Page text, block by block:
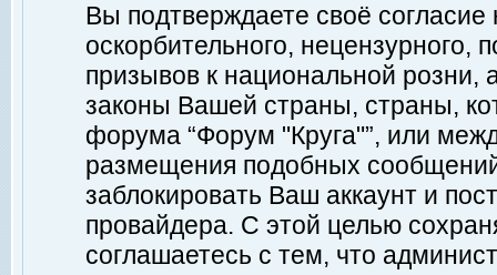
Вы подтверждаете своё
оскорбительного, нецензурного,
призывов к национальной
законы Вашей страны, страны,
форума “Форум "Круга"”, или
размещения подобных
заблокировать Ваш аккаунт и
провайдера. С этой целью
соглашаетесь с тем, что